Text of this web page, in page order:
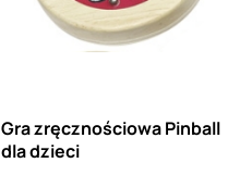
Gra zręcznościowa Pinball
dla dzieci